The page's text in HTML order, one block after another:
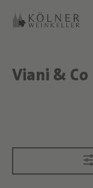
Zum Hauptinhalt springen
Zum Hauptinhalt springen
Text überspringen
Viani & Co
Text überspringen